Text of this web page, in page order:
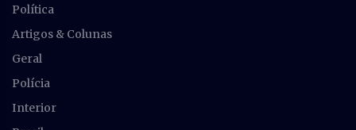
Política
Artigos & Colunas
Geral
Polícia
Interior